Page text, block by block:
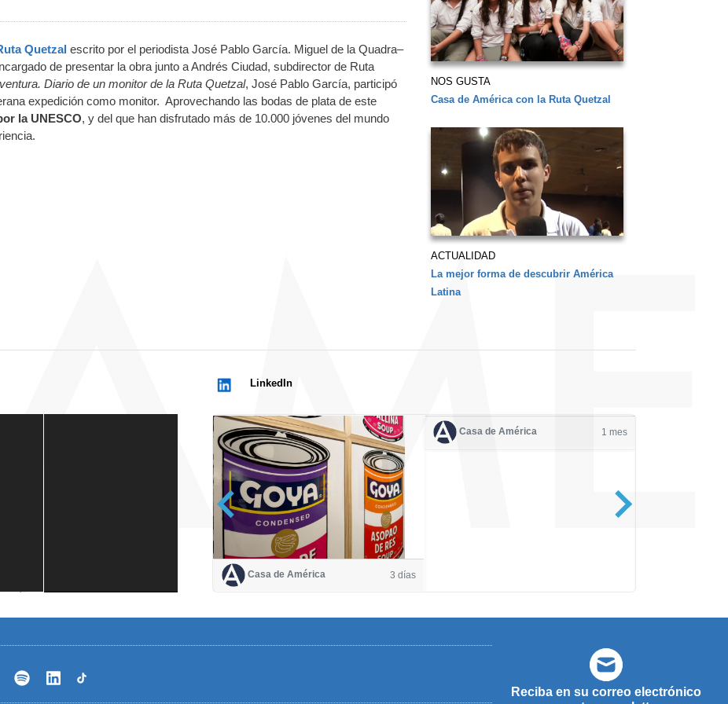
Quetzal escrito por el periodista José Pablo García. Miguel de la Quadra–
de presentar la obra junto a Andrés Ciudad, subdirector de Ruta
Diario de un monitor de la Ruta Quetzal, José Pablo García, participó
expedición como monitor. Aprovechando las bodas de plata de este
la UNESCO, y del que han disfrutado más de 10.000 jóvenes del mundo
NOS GUSTA
Casa de América con la Ruta Quetzal
ACTUALIDAD
La mejor forma de descubrir América
Latina
LinkedIn
Casa de América 3 días
Casa de América 1 mes
Reciba en su correo electrónico